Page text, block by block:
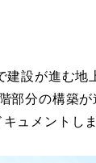
建設が進む地
部分の構築
ュメントしま